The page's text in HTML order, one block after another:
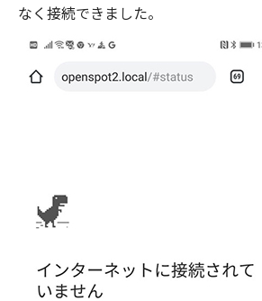
なく接続できました。